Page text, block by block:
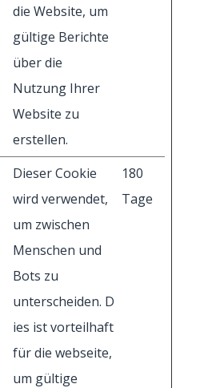
die Website, um
gültige Berichte
über die
Nutzung Ihrer
Website zu
erstellen.
Dieser Cookie
wird verwendet,
um zwischen
Menschen und
Bots zu
unterscheiden. D
ies ist vorteilhaft
für die webseite,
um gültige
180
Tage